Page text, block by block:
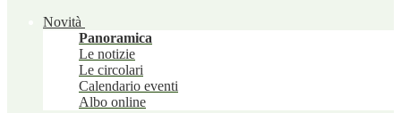
Novità
Panoramica
Le notizie
Le circolari
Calendario eventi
Albo online